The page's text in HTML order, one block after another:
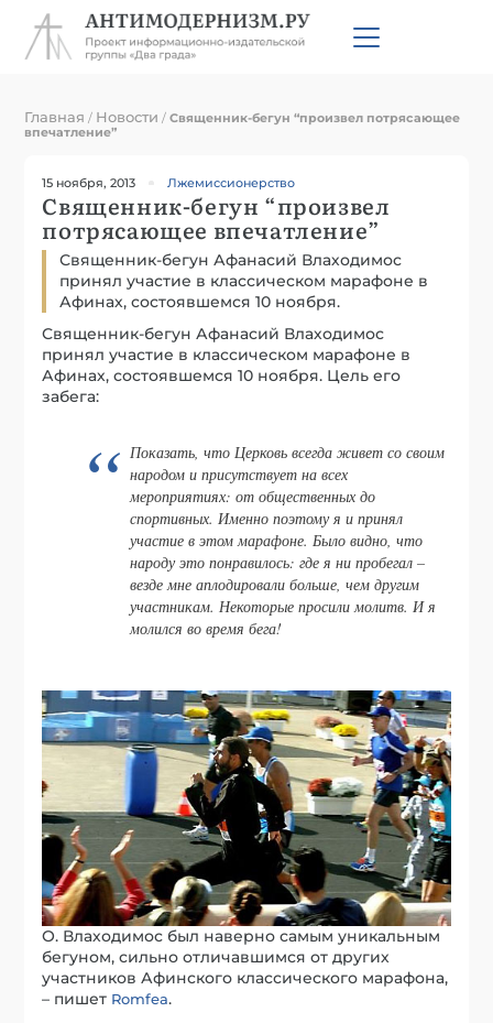
Главная / Новости /Священник-бегун “произвел потрясающее
впечатление”
15 ноября, 2013 Лжемиссионерство
Священник-бегун “произвел
потрясающее впечатление”
Священник-бегун Афанасий Влаходимос
принял участие в классическом марафоне в
Афинах, состоявшемся 10 ноября.
Священник-бегун Афанасий Влаходимос
принял участие в классическом марафоне в
Афинах, состоявшемся 10 ноября. Цель его
забега:
Показать, что Церковь всегда живет со своим
народом и присутствует на всех
мероприятиях: от общественных до
спортивных. Именно поэтому я и принял
участие в этом марафоне. Было видно, что
народу это понравилось: где я ни пробегал –
везде мне аплодировали больше, чем другим
участникам. Некоторые просили молитв. И я
молился во время бега!
О. Влаходимос был наверно самым уникальным
бегуном, сильно отличавшимся от других
участников Афинского классического марафона,
– пишет Romfea.